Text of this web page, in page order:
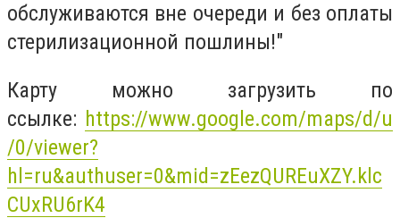
обслуживаются вне очереди и без оплаты
стерилизационной пошлины!"
Карту можно загрузить по
ссылке: https://www.google.com/maps/d/u
/0/viewer?
hl=ru&authuser=0&mid=zEezQUREuXZY.klc
CUxRU6rK4